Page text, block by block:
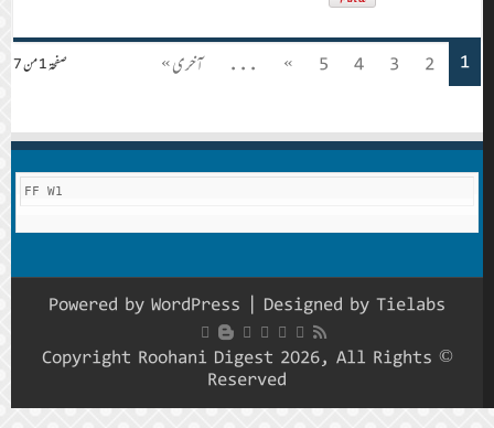
صفحة 1 من 7 1
2
3
4
5
»
... آخری »
FF W1
Powered by WordPress | Designed by Tielabs
© Copyright Roohani Digest 2026, All Rights
Reserved